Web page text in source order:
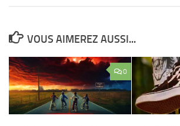
VOUS AIMEREZ AUSSI...
0